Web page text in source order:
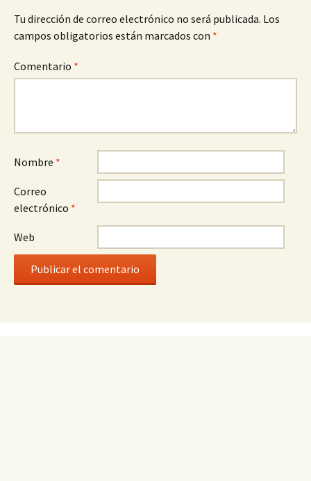
Tu dirección de correo electrónico no será publicada. Los
campos obligatorios están marcados con *
Comentario *
Nombre *
Correo
electrónico *
Web